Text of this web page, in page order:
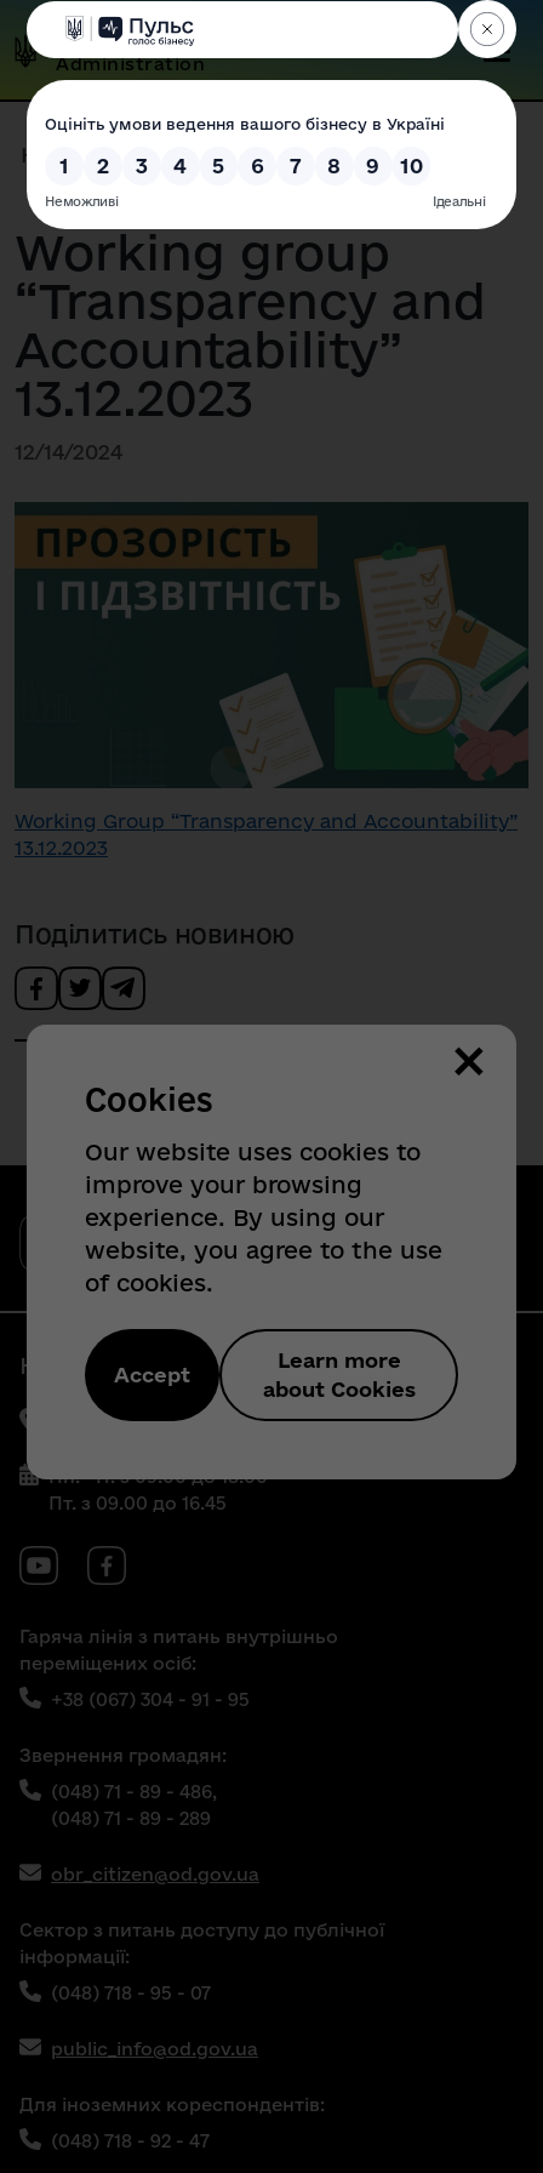
Odesa Regional State
Administration
Home | | News
Working group
“Transparency and
Accountability”
13.12.2023
12/14/2024
Working Group “Transparency and Accountability”
13.12.2023
Поділитись новиною
Одеська обласна державна адміністрація
Офіційний веб-сайт
Наші контакти
65032, м. Одеса, пр-кт Шевченка, 4
Пн.-Чт. з 09.00 до 18.00
Пт. з 09.00 до 16.45
Гаряча лінія з питань внутрішньо
переміщених осіб:
+38 (067) 304 - 91 - 95
Звернення громадян:
(048) 71 - 89 - 486,
(048) 71 - 89 - 289
obr_citizen@od.gov.ua
Сектор з питань доступу до публічної
інформації:
(048) 718 - 95 - 07
public_info@od.gov.ua
Для іноземних кореспондентів:
(048) 718 - 92 - 47
×
Cookies
Our website uses cookies to
improve your browsing
experience. By using our
website, you agree to the use
of cookies.
Accept
Learn more
about Cookies